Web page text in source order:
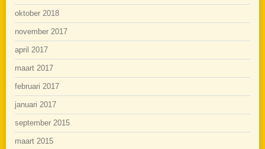
oktober 2018
november 2017
april 2017
maart 2017
februari 2017
januari 2017
september 2015
maart 2015